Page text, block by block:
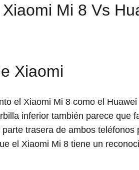
Xiaomi Mi 8 Vs
Xiaomi
el Xiaomi Mi 8 como el
inferior también parece que
trasera de ambos
el Xiaomi Mi 8 tiene un